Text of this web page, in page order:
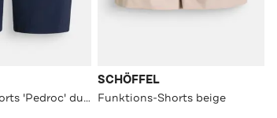
Funktions-Shorts 'Pedroc' dunkelblau
SCHÖFFEL
Funktions-Shorts beige